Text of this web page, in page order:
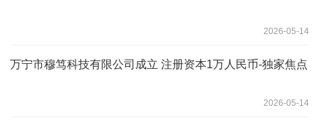
2026-05-14
万宁市穆笃科技有限公司成立 注册资本1万人民币-独家焦点
2026-05-14